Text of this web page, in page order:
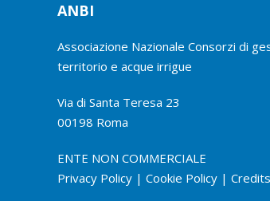
ANBI
Associazione Nazionale Consorzi di
territorio e acque irrigue
Via di Santa Teresa 23
00198 Roma
ENTE NON COMMERCIALE
Privacy Policy | Cookie Policy | Credits